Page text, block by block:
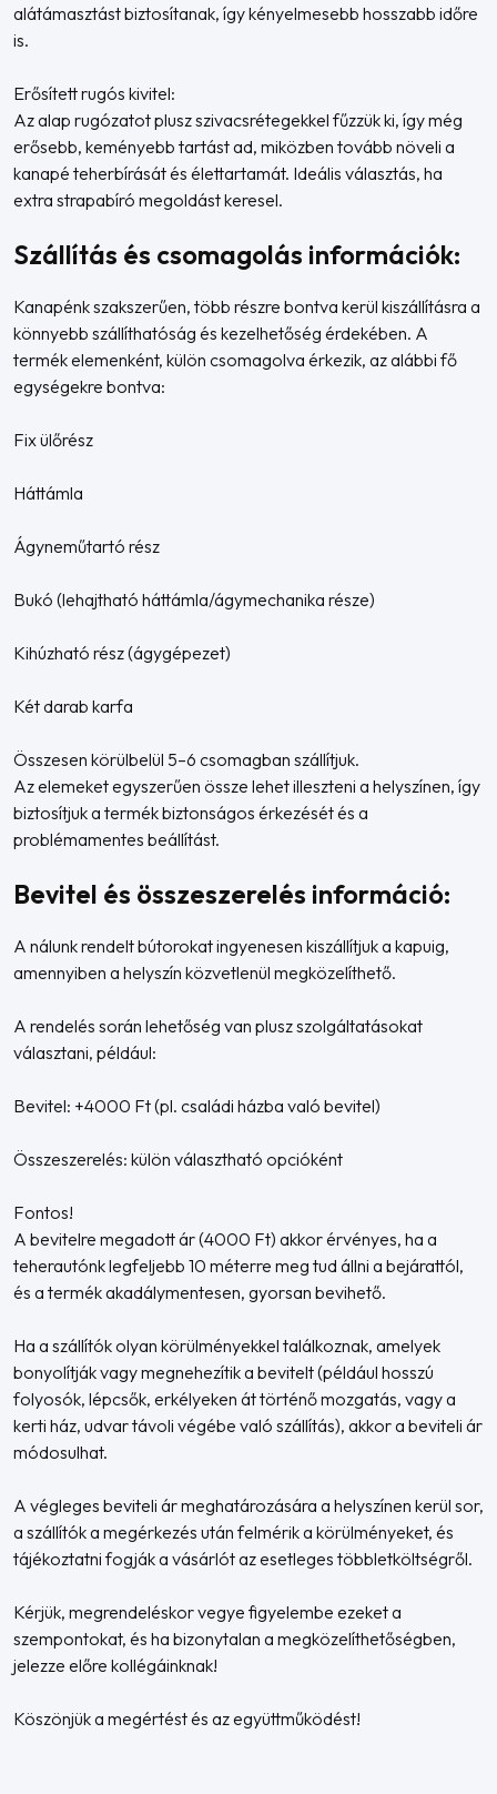
alátámasztást biztosítanak, így kényelmesebb hosszabb időre
is.
Erősített rugós kivitel:
Az alap rugózatot plusz szivacsrétegekkel fűzzük ki, így még
erősebb, keményebb tartást ad, miközben tovább növeli a
kanapé teherbírását és élettartamát. Ideális választás, ha
extra strapabíró megoldást keresel.
Szállítás és csomagolás információk:
Kanapénk szakszerűen, több részre bontva kerül kiszállításra a
könnyebb szállíthatóság és kezelhetőség érdekében. A
termék elemenként, külön csomagolva érkezik, az alábbi fő
egységekre bontva:
Fix ülőrész
Háttámla
Ágyneműtartó rész
Bukó (lehajtható háttámla/ágymechanika része)
Kihúzható rész (ágygépezet)
Két darab karfa
Összesen körülbelül 5–6 csomagban szállítjuk.
Az elemeket egyszerűen össze lehet illeszteni a helyszínen, így
biztosítjuk a termék biztonságos érkezését és a
problémamentes beállítást.
Bevitel és összeszerelés információ:
A nálunk rendelt bútorokat ingyenesen kiszállítjuk a kapuig,
amennyiben a helyszín közvetlenül megközelíthető.
A rendelés során lehetőség van plusz szolgáltatásokat
választani, például:
Bevitel: +4000 Ft (pl. családi házba való bevitel)
Összeszerelés: külön választható opcióként
Fontos!
A bevitelre megadott ár (4000 Ft) akkor érvényes, ha a
teherautónk legfeljebb 10 méterre meg tud állni a bejárattól,
és a termék akadálymentesen, gyorsan bevihető.
Ha a szállítók olyan körülményekkel találkoznak, amelyek
bonyolítják vagy megnehezítik a bevitelt (például hosszú
folyosók, lépcsők, erkélyeken át történő mozgatás, vagy a
kerti ház, udvar távoli végébe való szállítás), akkor a beviteli ár
módosulhat.
A végleges beviteli ár meghatározására a helyszínen kerül sor,
a szállítók a megérkezés után felmérik a körülményeket, és
tájékoztatni fogják a vásárlót az esetleges többletköltségről.
Kérjük, megrendeléskor vegye figyelembe ezeket a
szempontokat, és ha bizonytalan a megközelíthetőségben,
jelezze előre kollégáinknak!
Köszönjük a megértést és az együttműködést!